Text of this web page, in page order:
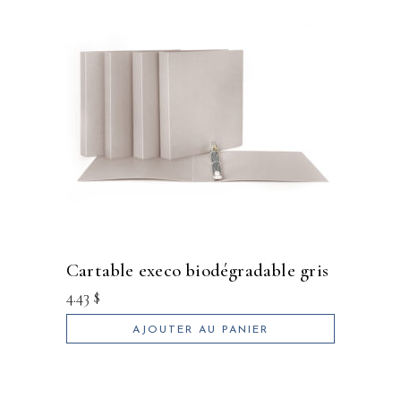
cartable execo biodégradable gris
4.43 $
AJOUTER AU PANIER